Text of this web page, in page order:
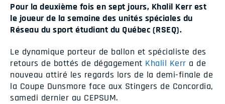
Pour la deuxième fois en sept jours, Khalil Kerr est
le joueur de la semaine des unités spéciales du
Réseau du sport étudiant du Québec (RSEQ).
Le dynamique porteur de ballon et spécialiste des
retours de bottés de dégagement Khalil Kerr a de
nouveau attiré les regards lors de la demi-finale de
la Coupe Dunsmore face aux Stingers de Concordia,
samedi dernier au CEPSUM.